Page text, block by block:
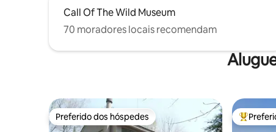
Call Of The Wild Museum
70 moradores locais recomendam
Preferido dos hóspedes
Preferido dos hóspedes Entre os